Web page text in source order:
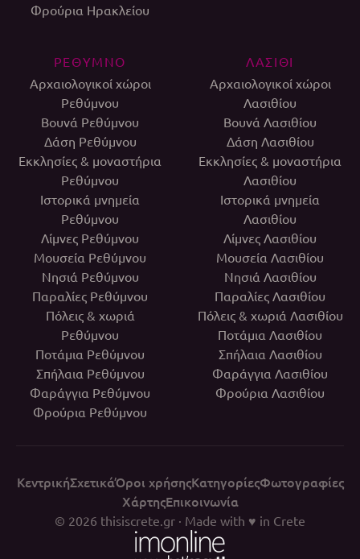
Φρούρια Ηρακλείου
ΡΕΘΥΜΝΟ
Αρχαιολογικοί χώροι
Ρεθύμνου
Βουνά Ρεθύμνου
Δάση Ρεθύμνου
Εκκλησίες & μοναστήρια
Ρεθύμνου
Ιστορικά μνημεία
Ρεθύμνου
Λίμνες Ρεθύμνου
Μουσεία Ρεθύμνου
Νησιά Ρεθύμνου
Παραλίες Ρεθύμνου
Πόλεις & χωριά
Ρεθύμνου
Ποτάμια Ρεθύμνου
Σπήλαια Ρεθύμνου
Φαράγγια Ρεθύμνου
Φρούρια Ρεθύμνου
ΛΑΣΙΘΙ
Αρχαιολογικοί χώροι
Λασιθίου
Βουνά Λασιθίου
Δάση Λασιθίου
Εκκλησίες & μοναστήρια
Λασιθίου
Ιστορικά μνημεία
Λασιθίου
Λίμνες Λασιθίου
Μουσεία Λασιθίου
Νησιά Λασιθίου
Παραλίες Λασιθίου
Πόλεις & χωριά Λασιθίου
Ποτάμια Λασιθίου
Σπήλαια Λασιθίου
Φαράγγια Λασιθίου
Φρούρια Λασιθίου
ΚεντρικήΣχετικάΌροι χρήσηςΚατηγορίεςΦωτογραφίες
ΧάρτηςΕπικοινωνία
© 2026 thisiscrete.gr · Made with ♥ in Crete